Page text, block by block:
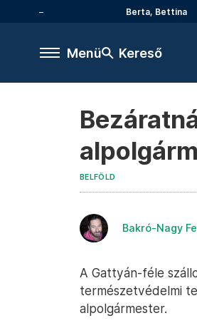
Berta, Bettina
Menü Kereső
BELFÖLD
Bakró-Nagy
A Gattyán-féle
természetvédelmi
alpolgármester.